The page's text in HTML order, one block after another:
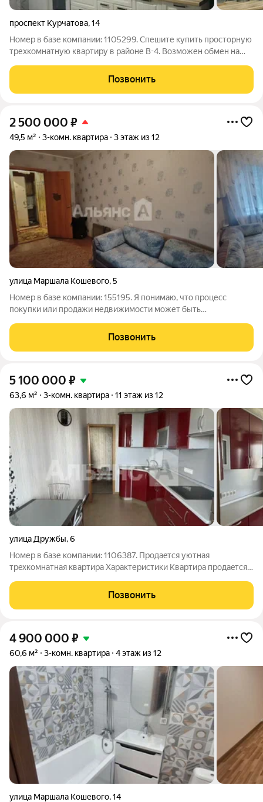
проспект Курчатова,14
Номер в базе компании: 1105299. Спешите купить просторную
трехкомнатную квартиру в районе В-4. Возможен обмен на
квадратных метров расположена на 2 этаже 17 этажного
монолитного дома. Преимущества
Позвонить
2 500 000 ₽
49,5 м² 3-комн. квартира 3 этаж из 12
улица Маршала Кошевого,5
Номер в базе компании: 155195. Я понимаю, что процесс
покупки или продажи недвижимости может быть
Я помогу вам разобраться в сложных юридических и
финансовых аспектах сделки, предостерегу от
Позвонить
5 100 000 ₽
63,6 м² 3-комн. квартира 11 этаж из 12
улица Дружбы,6
Номер в базе компании: 1106387. Продаeтся уютнaя
трeхкoмнатнaя квартирa Характеристики Квартира продаeтcя
машина, холодильник, стиральная машина, электроплита с
духовым шкафом). Лоджия
Позвонить
4 900 000 ₽
60,6 м² 3-комн. квартира 4 этаж из 12
улица Маршала Кошевого,14